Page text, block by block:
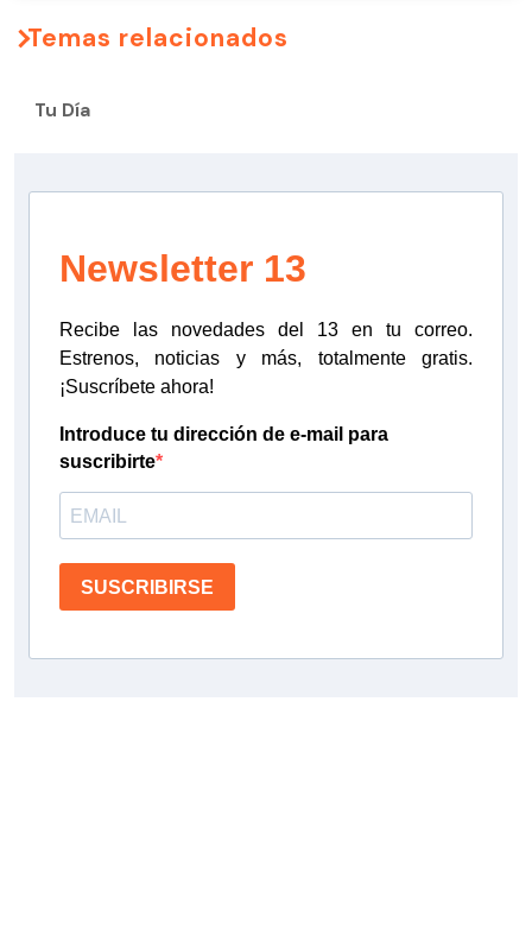
Temas relacionados
Tu Día
Newsletter 13
Recibe las novedades del 13 en tu correo.
Estrenos, noticias y más, totalmente gratis.
¡Suscríbete ahora!
Introduce tu dirección de e-mail para
suscribirte
SUSCRIBIRSE